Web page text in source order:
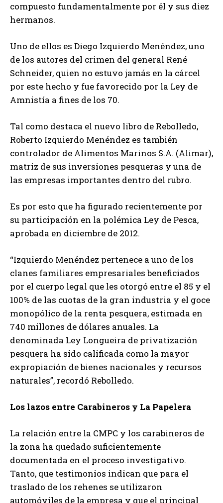
compuesto fundamentalmente por él y sus diez
hermanos.
Uno de ellos es Diego Izquierdo Menéndez, uno
de los autores del crimen del general René
Schneider, quien no estuvo jamás en la cárcel
por este hecho y fue favorecido por la Ley de
Amnistía a fines de los 70.
Tal como destaca el nuevo libro de Rebolledo,
Roberto Izquierdo Menéndez es también
controlador de Alimentos Marinos S.A. (Alimar),
matriz de sus inversiones pesqueras y una de
las empresas importantes dentro del rubro.
Es por esto que ha figurado recientemente por
su participación en la polémica Ley de Pesca,
aprobada en diciembre de 2012.
“Izquierdo Menéndez pertenece a uno de los
clanes familiares empresariales beneficiados
por el cuerpo legal que les otorgó entre el 85 y el
100% de las cuotas de la gran industria y el goce
monopólico de la renta pesquera, estimada en
740 millones de dólares anuales. La
denominada Ley Longueira de privatización
pesquera ha sido calificada como la mayor
expropiación de bienes nacionales y recursos
naturales”, recordó Rebolledo.
Los lazos entre Carabineros y La Papelera
La relación entre la CMPC y los carabineros de
la zona ha quedado suficientemente
documentada en el proceso investigativo.
Tanto, que testimonios indican que para el
traslado de los rehenes se utilizaron
automóviles de la empresa y que el principal